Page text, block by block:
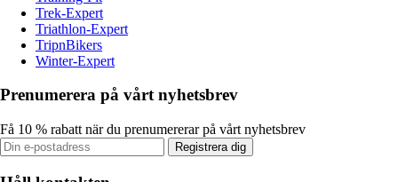
Trek-Expert
Triathlon-Expert
TripnBikers
Winter-Expert
Prenumerera på vårt nyhetsbrev
Få 10 % rabatt när du prenumererar på vårt nyhetsbrev
Registrera dig